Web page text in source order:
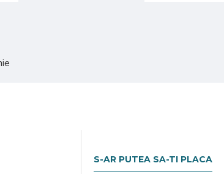
S-AR PUTEA SA-TI PLACA